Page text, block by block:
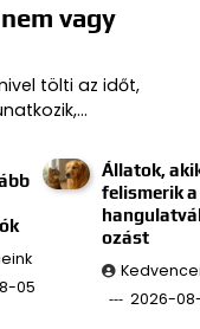
vagy
tölti az időt,
05
Állatok,
felismerik a
ozást
2026-